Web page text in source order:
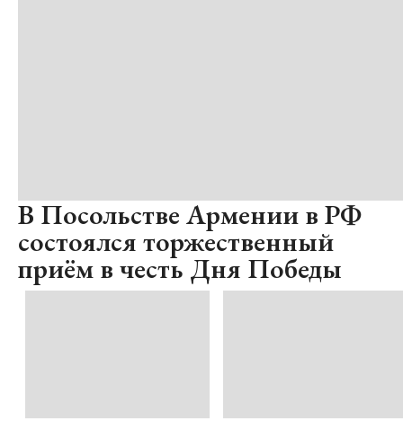
В Посольстве Армении в РФ
состоялся торжественный
приём в честь Дня Победы